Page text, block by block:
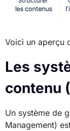
Voici un aperçu
Les
contenu
Un système de
Management)